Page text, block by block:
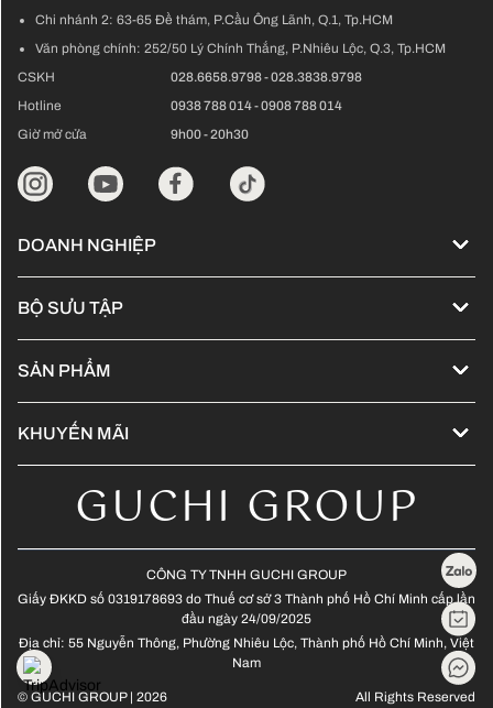
Chi nhánh 2: 63-65 Đề thám, P.Cầu Ông Lãnh, Q.1, Tp.HCM
Văn phòng chính: 252/50 Lý Chính Thắng, P.Nhiêu Lộc, Q.3, Tp.HCM
CSKH
028.6658.9798-028.3838.9798
Hotline
0938 788 014-0908 788 014
Giờ mở cửa
9h00 - 20h30
DOANH NGHIỆP
Về chúng tôi
Đống hành cùng Kol
Tuyển dụng
BỘ SƯU TẬP
Cập nhật xu hướng tóc - 2024
Guchi Hair Show
Tóc nối - Hair extensions
Màu thời trang không tẩy
Tóc xoăn Hippie
Tóc dài - Long Hair
Tóc lỡ - Medium Hair
SẢN PHẨM
Sản phẩm L'Oreal Professionnel
Sản phẩm Kérastase
Sản phẩm Lebel - Japanese
KHUYẾN MÃI
Ưu đãi trong tháng
Ưu đãi lễ hộiGUCHI GROUP
CÔNG TY TNHH GUCHI GROUP
Giấy ĐKKD số 0319178693 do Thuế cơ sở 3 Thành phố Hồ Chí Minh cấp lần
đầu ngày 24/09/2025
Địa chỉ: 55 Nguyễn Thông, Phường Nhiêu Lộc, Thành phố Hồ Chí Minh, Việt
Nam
© GUCHI GROUP | 2026 All Rights Reserved